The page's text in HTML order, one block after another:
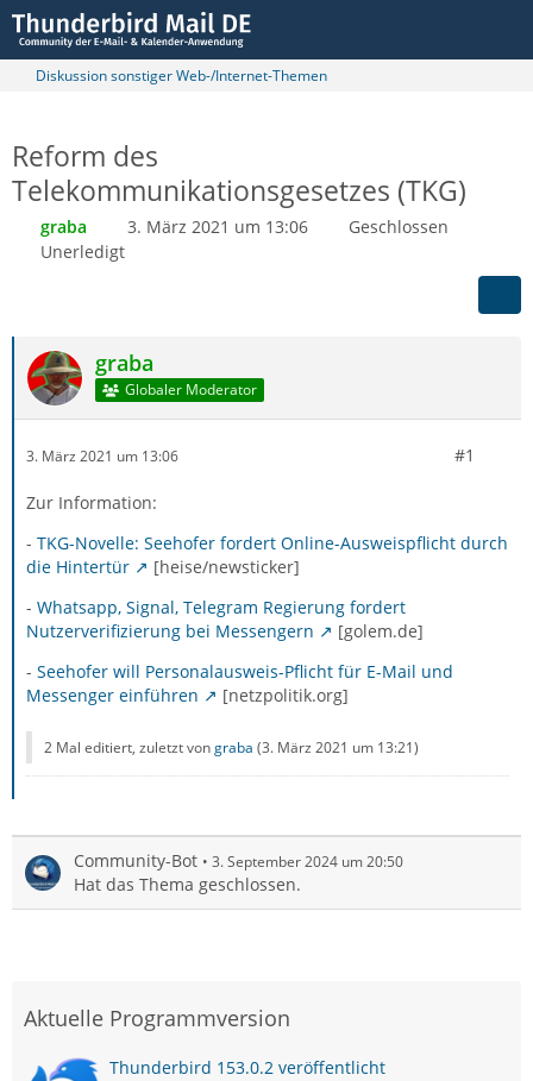
Diskussion sonstiger Web-/Internet-Themen
Reform des
Telekommunikationsgesetzes (TKG)
graba 3. März 2021 um 13:06
Geschlossen
Unerledigt
graba
Globaler Moderator
3. März 2021 um 13:06 #1
Zur Information:
- TKG-Novelle: Seehofer fordert Online-Ausweispflicht durch
die Hintertür
[heise/newsticker]
- Whatsapp, Signal, Telegram Regierung fordert
Nutzerverifizierung bei Messengern
[golem.de]
- Seehofer will Personalausweis-Pflicht für E-Mail und
Messenger einführen
[netzpolitik.org]
2 Mal editiert, zuletzt vongraba (3. März 2021 um 13:21)
Community-Bot 3. September 2024 um 20:50
Hat das Thema geschlossen.
Aktuelle Programmversion
Thunderbird 153.0.2 veröffentlicht